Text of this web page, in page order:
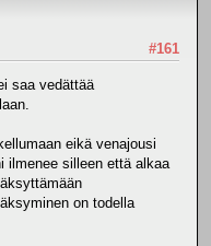
#161
saa vedättää
eikä venajousi
ilmenee silleen että alkaa
on todella